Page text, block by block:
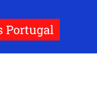
Portugal